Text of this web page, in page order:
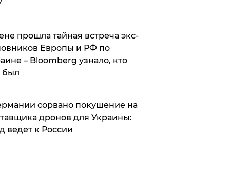
прошла тайная встреча экс-
Европы и РФ по
– Bloomberg узнало, кто
был
сорвано покушение на
дронов для Украины:
ведет к России